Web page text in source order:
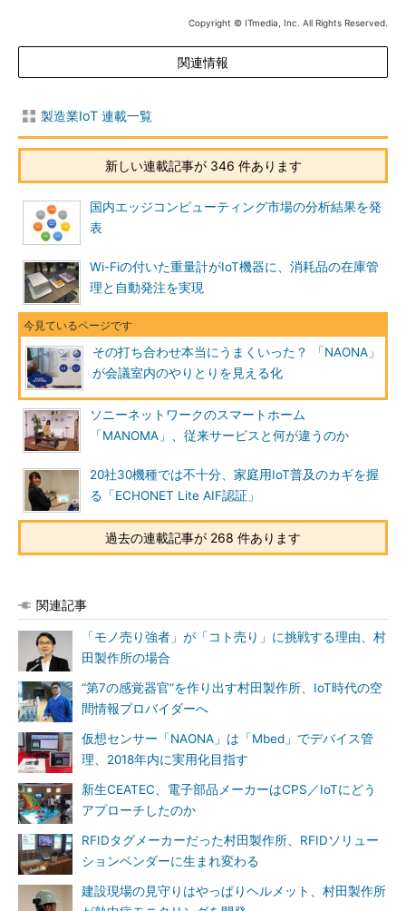
Copyright © ITmedia, Inc. All Rights Reserved.
関連情報
製造業IoT 連載一覧
新しい連載記事が 346 件あります
国内エッジコンピューティング市場の分析結果を発
表
Wi-Fiの付いた重量計がIoT機器に、消耗品の在庫管
理と自動発注を実現
その打ち合わせ本当にうまくいった？ 「NAONA」
が会議室内のやりとりを見える化
ソニーネットワークのスマートホーム
「MANOMA」、従来サービスと何が違うのか
20社30機種では不十分、家庭用IoT普及のカギを握
る「ECHONET Lite AIF認証」
過去の連載記事が 268 件あります
関連記事
「モノ売り強者」が「コト売り」に挑戦する理由、村
田製作所の場合
“第7の感覚器官”を作り出す村田製作所、IoT時代の空
間情報プロバイダーへ
仮想センサー「NAONA」は「Mbed」でデバイス管
理、2018年内に実用化目指す
新生CEATEC、電子部品メーカーはCPS／IoTにどう
アプローチしたのか
RFIDタグメーカーだった村田製作所、RFIDソリュー
ションベンダーに生まれ変わる
建設現場の見守りはやっぱりヘルメット、村田製作所